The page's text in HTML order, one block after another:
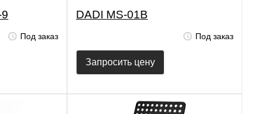
Под заказ
DADI MS-01B
Под заказ
Запросить цену